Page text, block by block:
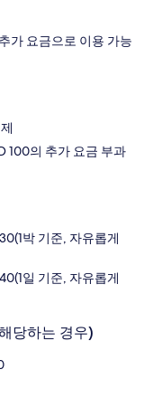
가 요금으로 이용 가능
100의 추가 요금 부과
박 기준, 자유롭게
일 기준, 자유롭게
당하는 경우)